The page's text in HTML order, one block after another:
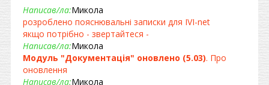
Написав/ла:Микола
розроблено пояснювальні записки для IVI-net
якщо потрібно - звертайтеся -
Написав/ла:Микола
Модуль "Документація" оновлено (5.03). Про
оновлення
Написав/ла:Микола